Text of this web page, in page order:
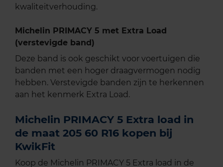
kwaliteitverhouding.
Michelin PRIMACY 5 met Extra Load
(verstevigde band)
Deze band is ook geschikt voor voertuigen die
banden met een hoger draagvermogen nodig
hebben. Verstevigde banden zijn te herkennen
aan het kenmerk Extra Load.
Michelin PRIMACY 5 Extra load in
de maat 205 60 R16 kopen bij
KwikFit
Koop de Michelin PRIMACY 5 Extra load in de